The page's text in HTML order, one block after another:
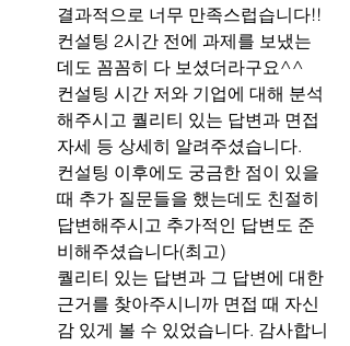
결과적으로 너무 만족스럽습니다!!
컨설팅 2시간 전에 과제를 보냈는
데도 꼼꼼히 다 보셨더라구요^^
컨설팅 시간 저와 기업에 대해 분석
해주시고 퀄리티 있는 답변과 면접
자세 등 상세히 알려주셨습니다.
컨설팅 이후에도 궁금한 점이 있을
때 추가 질문들을 했는데도 친절히
답변해주시고 추가적인 답변도 준
비해주셨습니다(최고)
퀄리티 있는 답변과 그 답변에 대한
근거를 찾아주시니까 면접 때 자신
감 있게 볼 수 있었습니다. 감사합니